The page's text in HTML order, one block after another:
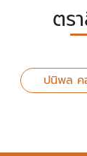
ตร
ปนิพล ค